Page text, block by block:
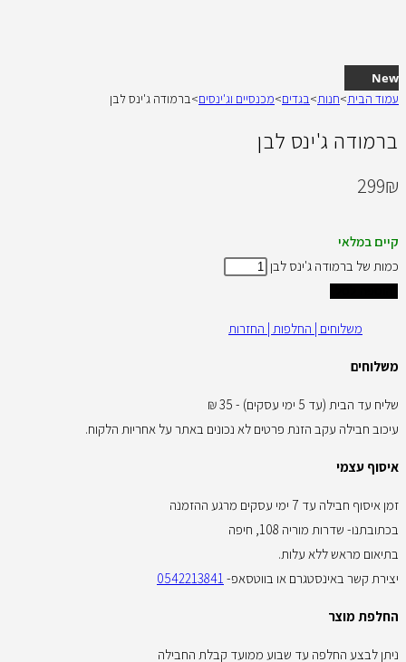
New
עמוד הבית>חנות>בגדים>מכנסיים וג'ינסים>ברמודה ג'ינס לבן
ברמודה ג'ינס לבן
299₪
קיים במלאי
כמות של ברמודה ג'ינס לבן
משלוחים | החלפות | החזרות
משלוחים
שליח עד הבית (עד 5 ימי עסקים) - 35 ₪
עיכוב חבילה עקב הזנת פרטים לא נכונים באתר על אחריות הלקוח.
איסוף עצמי
זמן איסוף חבילה עד 7 ימי עסקים מרגע ההזמנה
בכתובתנו- שדרות מוריה 108, חיפה
בתיאום מראש ללא עלות.
יצירת קשר באינסטגרם או בווטסאפ- 0542213841
החלפת מוצר
ניתן לבצע החלפה עד שבוע ממועד קבלת החבילה